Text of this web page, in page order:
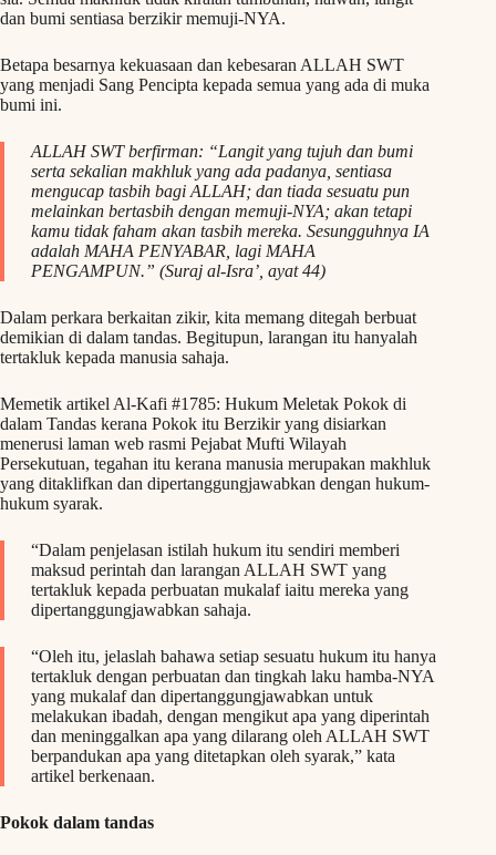
dan bumi sentiasa berzikir memuji-NYA.
Betapa besarnya kekuasaan dan kebesaran ALLAH SWT
yang menjadi Sang Pencipta kepada semua yang ada di muka
bumi ini.
ALLAH SWT berfirman: “Langit yang tujuh dan bumi
serta sekalian makhluk yang ada padanya, sentiasa
mengucap tasbih bagi ALLAH; dan tiada sesuatu pun
melainkan bertasbih dengan memuji-NYA; akan tetapi
kamu tidak faham akan tasbih mereka. Sesungguhnya IA
adalah MAHA PENYABAR, lagi MAHA
PENGAMPUN.” (Suraj al-Isra’, ayat 44)
Dalam perkara berkaitan zikir, kita memang ditegah berbuat
demikian di dalam tandas. Begitupun, larangan itu hanyalah
tertakluk kepada manusia sahaja.
Memetik artikel Al-Kafi #1785: Hukum Meletak Pokok di
dalam Tandas kerana Pokok itu Berzikir yang disiarkan
menerusi laman web rasmi Pejabat Mufti Wilayah
Persekutuan, tegahan itu kerana manusia merupakan makhluk
yang ditaklifkan dan dipertanggungjawabkan dengan hukum-
hukum syarak.
“Dalam penjelasan istilah hukum itu sendiri memberi
maksud perintah dan larangan ALLAH SWT yang
tertakluk kepada perbuatan mukalaf iaitu mereka yang
dipertanggungjawabkan sahaja.
“Oleh itu, jelaslah bahawa setiap sesuatu hukum itu hanya
tertakluk dengan perbuatan dan tingkah laku hamba-NYA
yang mukalaf dan dipertanggungjawabkan untuk
melakukan ibadah, dengan mengikut apa yang diperintah
dan meninggalkan apa yang dilarang oleh ALLAH SWT
berpandukan apa yang ditetapkan oleh syarak,” kata
artikel berkenaan.
Pokok dalam tandas